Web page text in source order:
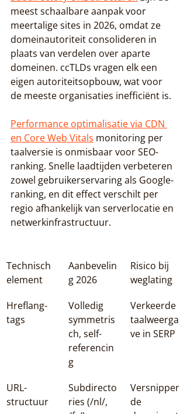
meest schaalbare aanpak voor
meertalige sites in 2026, omdat ze
domeinautoriteit consolideren in
plaats van verdelen over aparte
domeinen. ccTLDs vragen elk een
eigen autoriteitsopbouw, wat voor
de meeste organisaties inefficiënt is.
Performance optimalisatie via CDN
en Core Web Vitals monitoring per
taalversie is onmisbaar voor SEO-
ranking. Snelle laadtijden verbeteren
zowel gebruikerservaring als Google-
ranking, en dit effect verschilt per
regio afhankelijk van serverlocatie en
netwerkinfrastructuur.
Technisch
element
Aanbevelin
g 2026
Risico bij
weglating
Hreflang-
tags
Volledig
symmetris
ch, self-
referencin
g
Verkeerde
taalweerga
ve in SERP
URL-
structuur
Subdirecto
ries (/nl/,
Versnipper
de